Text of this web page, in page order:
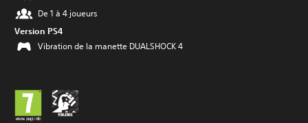
De 1 à 4 joueurs
Version PS4
Vibration de la manette DUALSHOCK 4